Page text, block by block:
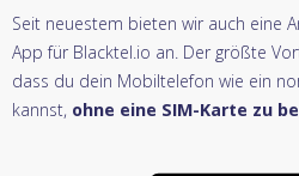
Seit neuestem bieten wir auch eine
App für Blacktel.io an. Der größte
dass du dein Mobiltelefon wie ein
kannst, ohne eine SIM-Karte zu